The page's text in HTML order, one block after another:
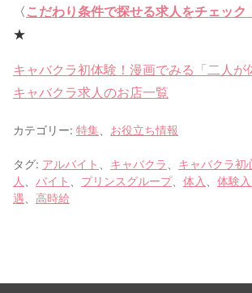
〈 こだわり条件で探せる求人をチェック
★
キャバクラ初体験！漫画でみる「二人が
キャバクラ求人のお店一覧
カテゴリー: 特集 お役立ち情報
タグ: アルバイト キャバクラ キャバクラ初
人
バイト プリンスグループ、 体入 体験
遇
高時給